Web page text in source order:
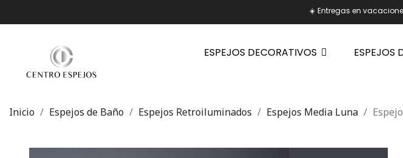
☀️ Entregas en
ESPEJOS DECORATIVOS ESPEJOS
Inicio Espejos de Baño Espejos Retroiluminados Espejos Media Luna